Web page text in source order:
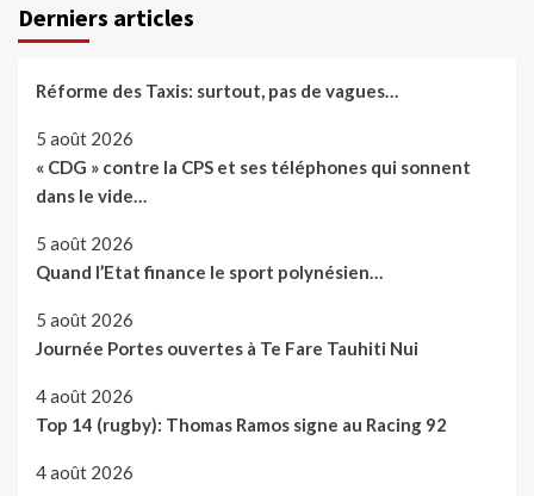
Derniers articles
Réforme des Taxis: surtout, pas de vagues…
5 août 2026
« CDG » contre la CPS et ses téléphones qui sonnent
dans le vide…
5 août 2026
Quand l’Etat finance le sport polynésien…
5 août 2026
Journée Portes ouvertes à Te Fare Tauhiti Nui
4 août 2026
Top 14 (rugby): Thomas Ramos signe au Racing 92
4 août 2026